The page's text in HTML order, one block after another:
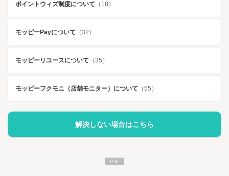
ポイントウィズ制度について （18）
モッピーPayについて （32）
モッピーリユースについて （35）
モッピーフクモニ（店舗モニター）について （55）
解決しない場合はこちら